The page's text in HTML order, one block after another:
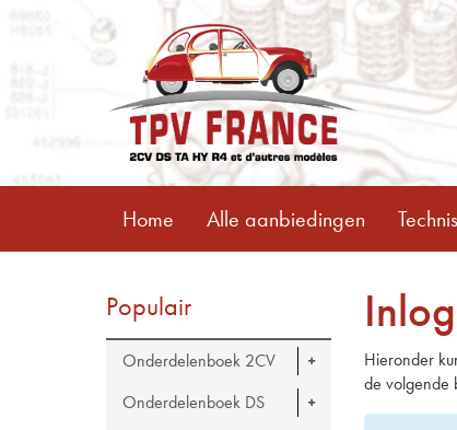
Home Alle aanbiedingen
Populair
Onderdelenboek 2CV
Onderdelenboek DS
Hieronder
de volgende